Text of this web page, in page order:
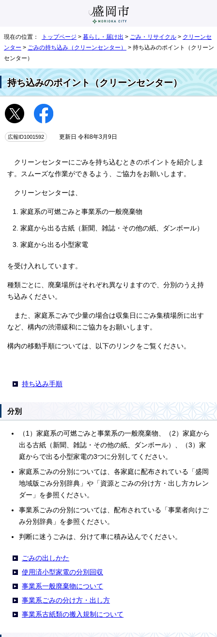
現在の位置： トップページ > 暮らし・届け出 > ごみ・リサイクル > クリーンセ
ンター > ごみの持ち込み（クリーンセンター）
> 持ち込みのポイント（クリーン
センター）
持ち込みのポイント（クリーンセンター）
広報ID1001592 更新日 令和8年3月9日
クリーンセンターにごみを持ち込むときのポイントを紹介しま
す。スムーズな作業ができるよう、ご協力をお願いします。
クリーンセンターは、
家庭系の可燃ごみと事業系の一般廃棄物
家庭から出る古紙（新聞、雑誌・その他の紙、ダンボール）
家庭から出る小型家電
を受け入れしています。
種類ごとに、廃棄場所はそれぞれ異なりますので、分別のうえ持
ち込みください。
また、家庭系ごみで少量の場合は収集日にごみ集積場所に出す
など、構内の渋滞緩和にご協力をお願いします。
構内の移動手順については、以下のリンクをご覧ください。
持ち込み手順
分別
（1）家庭系の可燃ごみと事業系の一般廃棄物、（2）家庭から
出る古紙（新聞、雑誌・その他の紙、ダンボール）、（3）家
庭からで出る小型家電の3つに分別してください。
家庭系ごみの分別については、各家庭に配布されている「盛岡
地域版ごみ分別辞典」や「資源とごみの分け方・出し方カレン
ダー」を参照ください。
事業系ごみの分別については、配布されている「事業者向けご
み分別辞典」を参照ください。
判断に迷うごみは、分けて車に積み込んでください。
ごみの出しかた
使用済小型家電の分別回収
事業系一般廃棄物について
事業系ごみの分け方・出し方
事業系古紙類の搬入規制について